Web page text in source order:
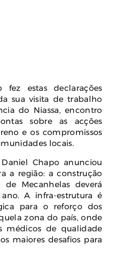
fez estas declarações
sua visita de trabalho
do Niassa, encontro
sobre as acções
e os compromissos
locais.
Chapo anunciou
a região: a construção
Mecanhelas deverá
A infra-estrutura é
para o reforço dos
zona do país, onde
médicos de qualidade
maiores desafios para